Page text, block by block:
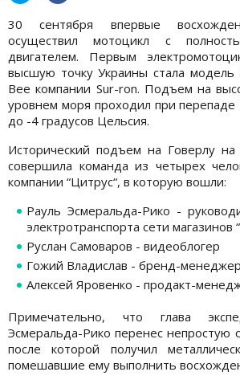
30 сентября впервые
осуществил мотоцикл с
двигателем. Первым
высшую точку Украины стала модель
Bee компании Sur-ron. Подъем на
уровнем моря проходил при перепаде
до -4 градусов Цельсия.
Исторический подъем на Говерлу на
совершила команда из четырех
компании “Цитрус“, в которую вошли:
Рауль Эсмеральда-Рико -
электротранспорта сети магазинов
Руслан Самоваров - видеоблогер
Гожий Владислав - бренд-менеджер
Алексей Яровенко - продакт-
Примечательно, что глава
Эсмеральда-Рико перенес непростую
после которой получил
помешавшие ему выполнить